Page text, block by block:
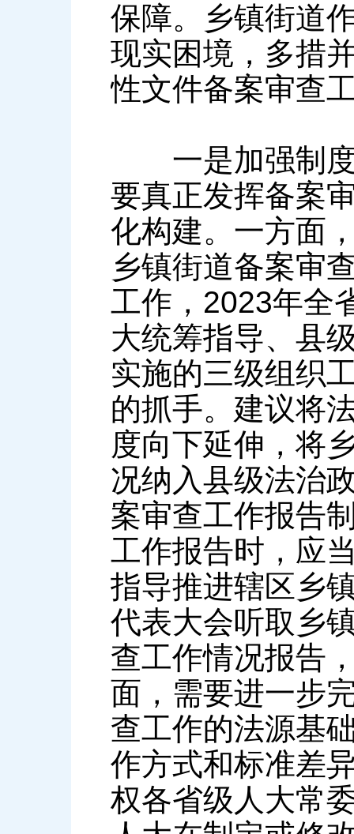
保障。乡镇街道
现实困境，多措
性文件备案审查
一是加强制度
要真正发挥备案
化构建。一方面
乡镇街道备案审
工作，2023年全
大统筹指导、县
实施的三级组织
的抓手。建议将
度向下延伸，将
况纳入县级法治
案审查工作报告
工作报告时，应
指导推进辖区乡
代表大会听取乡
查工作情况报告
面，需要进一步
查工作的法源基
作方式和标准差
权各省级人大常